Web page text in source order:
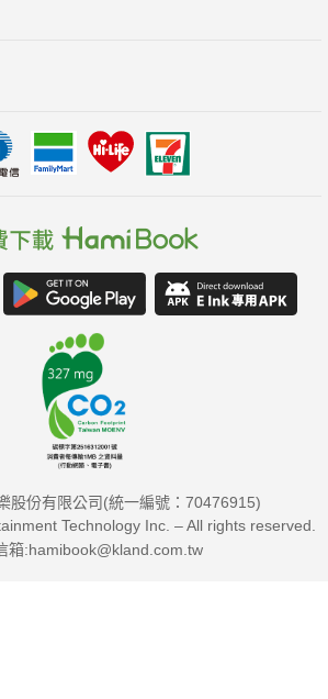
股份有限公司(統一編號：70476915)
Technology Inc. – All rights reserved.
箱:hamibook@kland.com.tw